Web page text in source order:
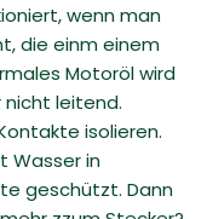
wenn man
die einm einem
Motoröl wird
nicht leitend.
isolieren.
Wasser in
geschützt. Dann